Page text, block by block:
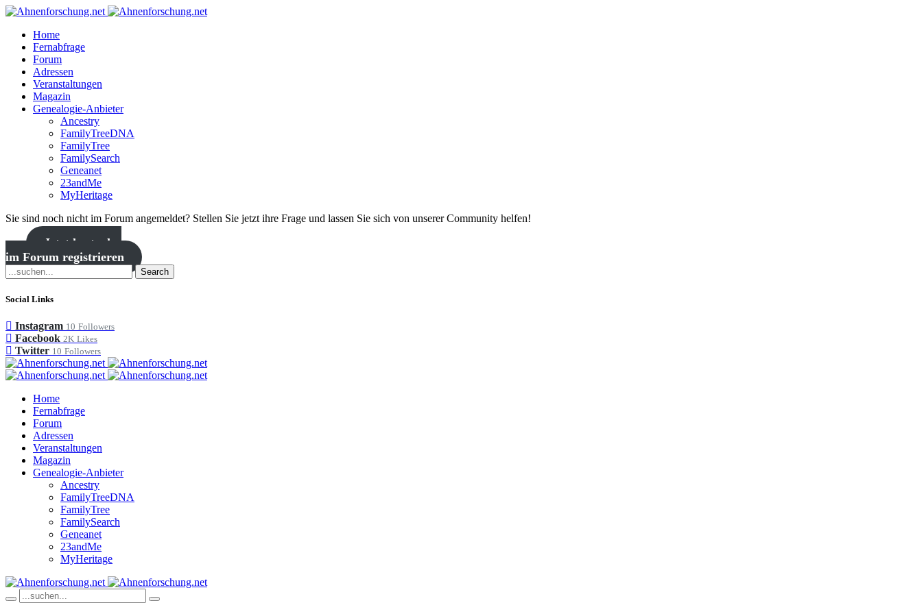
Home
Fernabfrage
Forum
Adressen
Veranstaltungen
Magazin
Genealogie-Anbieter
Ancestry
FamilyTreeDNA
FamilyTree
FamilySearch
Geneanet
23andMe
MyHeritage
Sie sind noch nicht im Forum angemeldet? Stellen Sie jetzt ihre Frage und lassen Sie sich von unserer Community helfen!
Jetzt kostenlos
im Forum registrieren
Search
Social Links
Instagram 10 Followers
Facebook 2K Likes
Twitter 10 Followers
Home
Fernabfrage
Forum
Adressen
Veranstaltungen
Magazin
Genealogie-Anbieter
Ancestry
FamilyTreeDNA
FamilyTree
FamilySearch
Geneanet
23andMe
MyHeritage